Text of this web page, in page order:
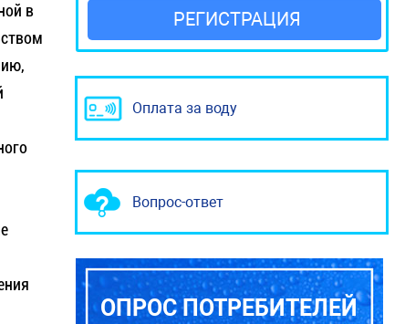
в
РЕГИСТРАЦИЯ
Оплата за воду
Вопрос-ответ
ОПРОС ПОТРЕБИТЕЛЕЙ